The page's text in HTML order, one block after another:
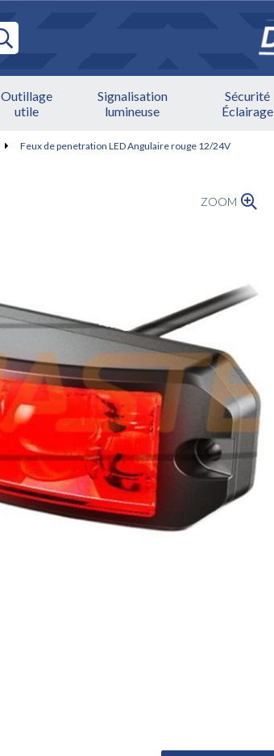
Outillage
utile
Signalisation
lumineuse
Sécurité
Éclairage
Feux de penetration LED Angulaire rouge 12/24V
ZOOM